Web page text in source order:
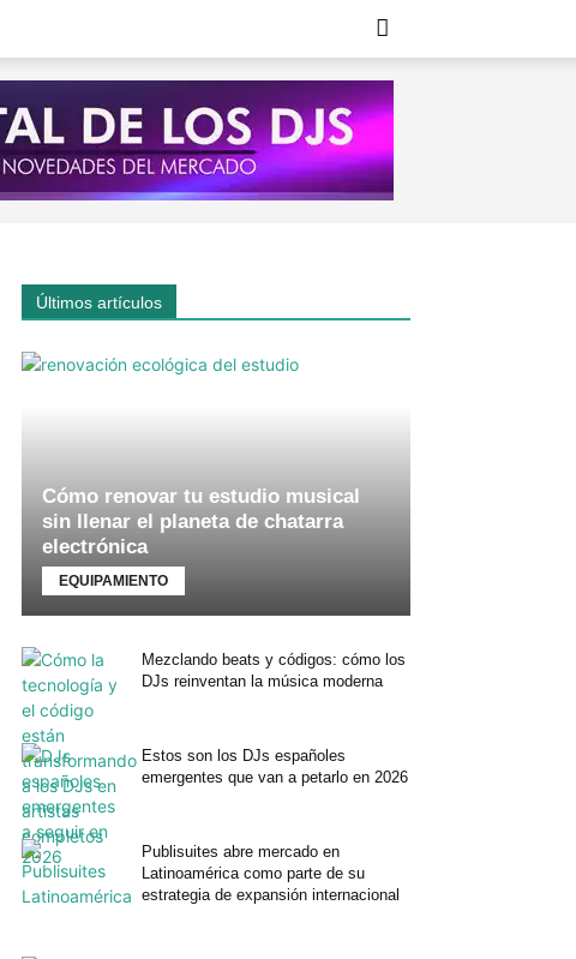
Últimos artículos
Cómo renovar tu estudio musical
sin llenar el planeta de chatarra
electrónica
EQUIPAMIENTO
Mezclando beats y códigos: cómo los
DJs reinventan la música moderna
Estos son los DJs españoles
emergentes que van a petarlo en 2026
Publisuites abre mercado en
Latinoamérica como parte de su
estrategia de expansión internacional